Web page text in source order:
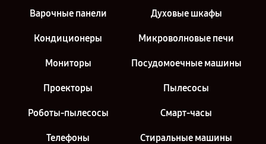
Варочные панели Духовые шкафы
Кондиционеры Микроволновые печи
Мониторы Посудомоечные машины
Проекторы Пылесосы
Роботы-пылесосы Смарт-часы
Телефоны Стиральные машины